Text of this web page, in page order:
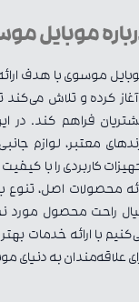
موبایل
موسوی با هدف
آغاز کرده و تلاش می‌کند
فراهم کند. در
معتبر، لوازم
کاربردی را با
محصولات اصل، تنوع
راحت محصول مورد
با ارائه خدمات
علاقه‌مندان به دنیای